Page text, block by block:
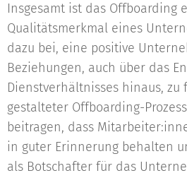
Insgesamt ist das Offboarding
Qualitätsmerkmal eines
dazu bei, eine positive
Beziehungen, auch über das
Dienstverhältnisses hinaus, zu
gestalteter Offboarding-
beitragen, dass
in guter Erinnerung behalten
als Botschafter für das